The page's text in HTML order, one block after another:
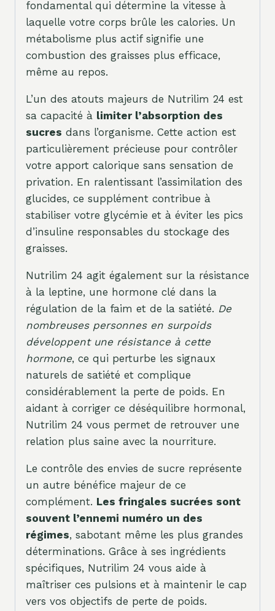
fondamental qui détermine la vitesse à
laquelle votre corps brûle les calories. Un
métabolisme plus actif signifie une
combustion des graisses plus efficace,
même au repos.
L’un des atouts majeurs de Nutrilim 24 est
sa capacité à limiter l’absorption des
sucres dans l’organisme. Cette action est
particulièrement précieuse pour contrôler
votre apport calorique sans sensation de
privation. En ralentissant l’assimilation des
glucides, ce supplément contribue à
stabiliser votre glycémie et à éviter les pics
d’insuline responsables du stockage des
graisses.
Nutrilim 24 agit également sur la résistance
à la leptine, une hormone clé dans la
régulation de la faim et de la satiété. De
nombreuses personnes en surpoids
développent une résistance à cette
hormone, ce qui perturbe les signaux
naturels de satiété et complique
considérablement la perte de poids. En
aidant à corriger ce déséquilibre hormonal,
Nutrilim 24 vous permet de retrouver une
relation plus saine avec la nourriture.
Le contrôle des envies de sucre représente
un autre bénéfice majeur de ce
complément. Les fringales sucrées sont
souvent l’ennemi numéro un des
régimes, sabotant même les plus grandes
déterminations. Grâce à ses ingrédients
spécifiques, Nutrilim 24 vous aide à
maîtriser ces pulsions et à maintenir le cap
vers vos objectifs de perte de poids.